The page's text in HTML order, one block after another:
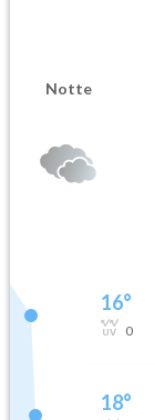
Notte
16°
0
18°